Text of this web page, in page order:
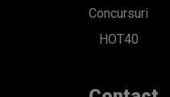
Concursuri
HOT40